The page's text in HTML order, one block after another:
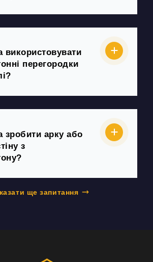
перегородки
арку або
з
ще запитання